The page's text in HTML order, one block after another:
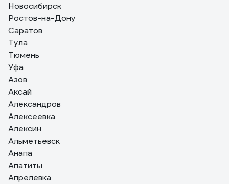
Новосибирск
Ростов-на-Дону
Саратов
Тула
Тюмень
Уфа
Азов
Аксай
Александров
Алексеевка
Алексин
Альметьевск
Анапа
Апатиты
Апрелевка